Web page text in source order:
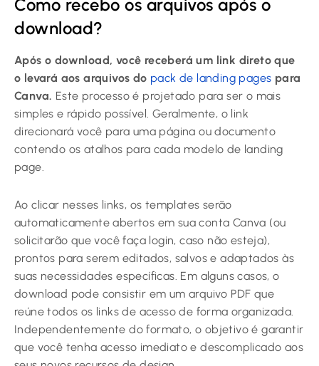
Como recebo os arquivos após o
download?
Após o download, você receberá um link direto que
o levará aos arquivos do pack de landing pages para
Canva. Este processo é projetado para ser o mais
simples e rápido possível. Geralmente, o link
direcionará você para uma página ou documento
contendo os atalhos para cada modelo de landing
page.
Ao clicar nesses links, os templates serão
automaticamente abertos em sua conta Canva (ou
solicitarão que você faça login, caso não esteja),
prontos para serem editados, salvos e adaptados às
suas necessidades específicas. Em alguns casos, o
download pode consistir em um arquivo PDF que
reúne todos os links de acesso de forma organizada.
Independentemente do formato, o objetivo é garantir
que você tenha acesso imediato e descomplicado aos